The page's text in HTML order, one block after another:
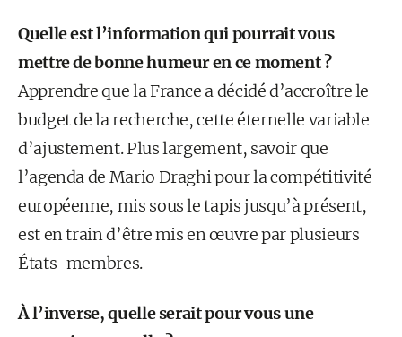
Quelle est l’information qui pourrait vous
mettre de bonne humeur en ce moment ?
Apprendre que la France a décidé d’accroître le
budget de la recherche, cette éternelle variable
d’ajustement. Plus largement, savoir que
l’agenda de Mario Draghi pour la compétitivité
européenne, mis sous le tapis jusqu’à présent,
est en train d’être mis en œuvre par plusieurs
États-membres.
À l’inverse, quelle serait pour vous une